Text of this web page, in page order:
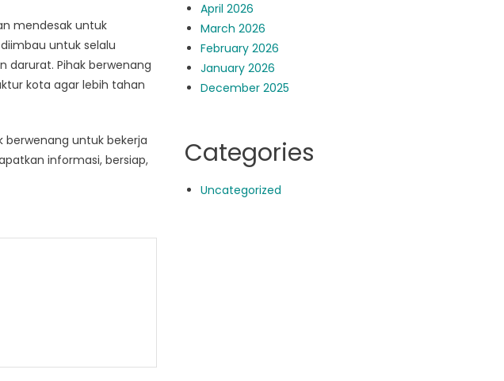
mendesak untuk
untuk selalu
Pihak berwenang
kota agar lebih tahan
untuk bekerja
informasi, bersiap,
April 2026
March 2026
February 2026
January 2026
December 2025
Categories
Uncategorized